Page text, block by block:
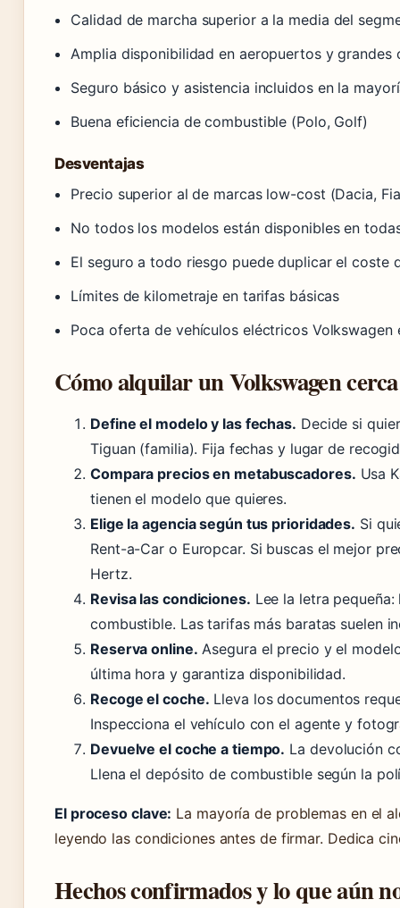
Calidad de marcha superior a la media del
Amplia disponibilidad en aeropuertos y grandes
Seguro básico y asistencia incluidos en la
Buena eficiencia de combustible (Polo, Golf)
Desventajas
Precio superior al de marcas low-cost (Dacia,
No todos los modelos están disponibles en
El seguro a todo riesgo puede duplicar el coste
Límites de kilometraje en tarifas básicas
Poca oferta de vehículos eléctricos Volkswagen
Cómo alquilar un Volkswagen
Define el modelo y las fechas. Decide si
Tiguan (familia). Fija fechas y lugar de
Compara precios en metabuscadores. Usa
tienen el modelo que quieres.
Elige la agencia según tus prioridades. Si
Rent-a-Car o Europcar. Si buscas el mejor
Hertz.
Revisa las condiciones. Lee la letra
combustible. Las tarifas más baratas suelen
Reserva online. Asegura el precio y el
última hora y garantiza disponibilidad.
Recoge el coche. Lleva los documentos
Inspecciona el vehículo con el agente y
Devuelve el coche a tiempo. La devolución
Llena el depósito de combustible según la
El proceso clave: La mayoría de problemas en el
leyendo las condiciones antes de firmar. Dedica
Hechos confirmados y lo que aún